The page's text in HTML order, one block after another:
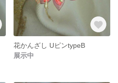
花かんざし UピンtypeB
展示中